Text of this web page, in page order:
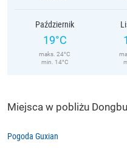
Październik
19°C
maks. 24°C
min. 14°C
Miejsca w pobliżu Dongbu
Pogoda Guxian